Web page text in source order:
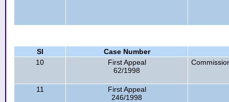
Sl
Case Number
10
First Appeal
62/1998
11
First Appeal
246/1998